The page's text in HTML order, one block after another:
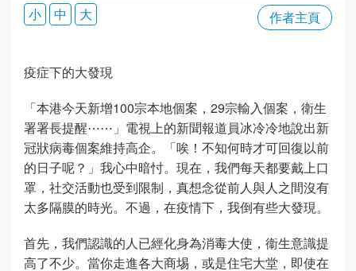
作者主頁
小 中 大
疫症下的大發現
「本港今天新增100宗本地個案，29宗輸入個案，衛生
署署長提醒⋯⋯」電視上的新聞報道員冰冷冷地說出新
冠狀病毒個案維持高企。「唉！不知何時才可回復以前
的日子呢？」我心中暗忖。現在，我們每天都要戴上口
罩，社交活動也受到限制，真想念從前人與人之間沒有
太多隔膜的時光。不過，在疫情下，我倒有些大發現。
首先，我們認識的人已經化身為消毒大使，衞生意識提
高了不少。當你走進各大商埸，或是住宅大堂，即使在